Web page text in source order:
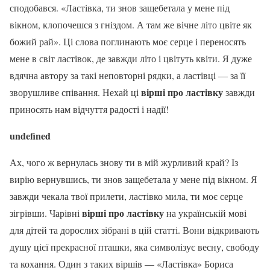
сподобався. «Ластівка, ти знов защебетала у мене під
вікном, клопочешся з гніздом. А там же вічне літо цвіте як
божий рай». Ці слова поглинають моє серце і переносять
мене в світ ластівок, де завжди літо і цвітуть квіти. Я дуже
вдячна автору за такі неповторні рядки, а ластівці — за її
зворушливе співання. Нехай цівірші про ластівкузавжди
приносять нам відчуття радості і надії!
undefined
Ах, чого ж вернулась знову ти в мій журливий край? Із
вирію вернувшись, ти знов защебетала у мене під вікном. Я
завжди чекала твої прилети, ластівко мила, ти моє серце
зігрівши. Чарівнівірші про ластівкуна українській мові
для дітей та дорослих зібрані в цій статті. Вони відкривають
душу цієї прекрасної пташки, яка символізує весну, свободу
та кохання. Один з таких віршів — «Ластівка» Бориса